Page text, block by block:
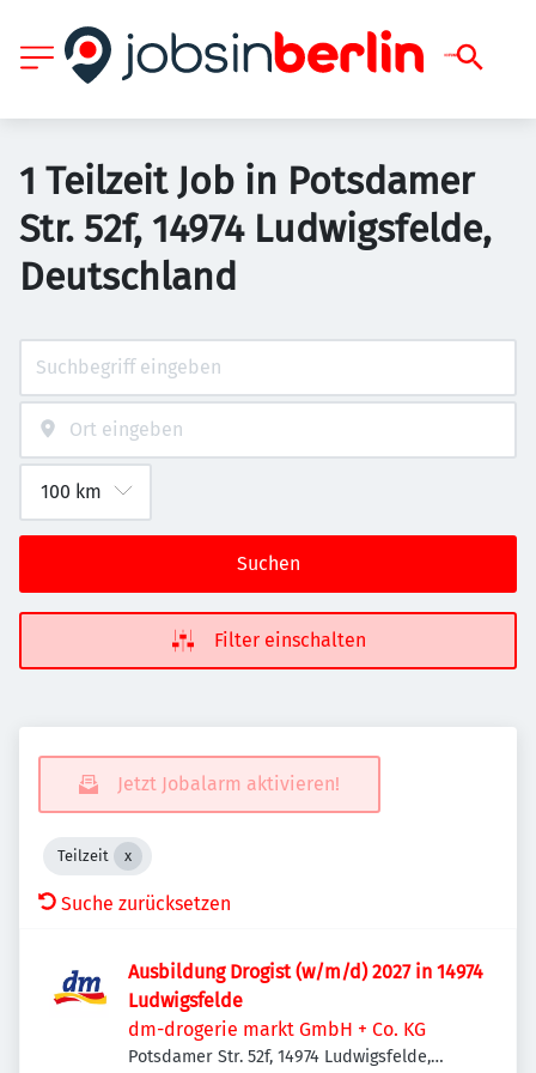
1 Teilzeit Job in Potsdamer
Str. 52f, 14974 Ludwigsfelde,
Deutschland
Suchen
Filter einschalten
Jetzt Jobalarm aktivieren!
Teilzeit
Suche zurücksetzen
Ausbildung Drogist (w/m/d) 2027 in 14974
Ludwigsfelde
dm-drogerie markt GmbH + Co. KG
Potsdamer Str. 52f, 14974 Ludwigsfelde,